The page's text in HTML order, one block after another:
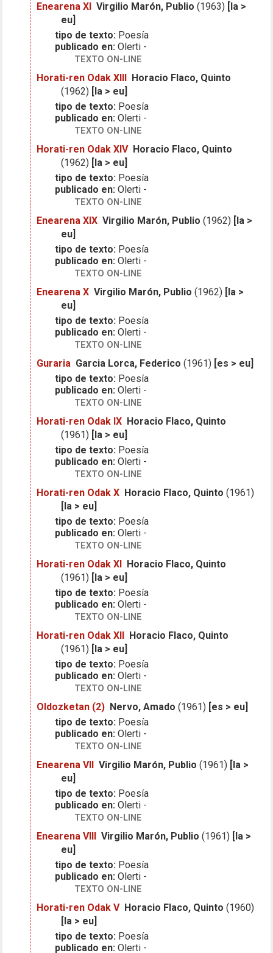
Enearena XI Virgilio Marón, Publio (1963)
[la >
eu]
tipo de texto: Poesía
publicado en: Olerti -
TEXTO ON-LINE
Horati-ren Odak XIII
Horacio Flaco, Quinto
(1962)
[la > eu]
tipo de texto: Poesía
publicado en: Olerti -
TEXTO ON-LINE
Horati-ren Odak XIV Horacio Flaco, Quinto
(1962)
[la > eu]
tipo de texto: Poesía
publicado en: Olerti -
TEXTO ON-LINE
Enearena XIX Virgilio Marón, Publio (1962)
[la >
eu]
tipo de texto: Poesía
publicado en: Olerti -
TEXTO ON-LINE
Enearena X Virgilio Marón, Publio (1962)
[la >
eu]
tipo de texto: Poesía
publicado en: Olerti -
TEXTO ON-LINE
Guraria Garcia Lorca, Federico (1961) [es > eu]
tipo de texto: Poesía
publicado en: Olerti -
TEXTO ON-LINE
Horati-ren Odak IX Horacio Flaco, Quinto
(1961)
[la > eu]
tipo de texto: Poesía
publicado en: Olerti -
TEXTO ON-LINE
Horati-ren Odak X Horacio Flaco, Quinto (1961)
[la > eu]
tipo de texto: Poesía
publicado en: Olerti -
TEXTO ON-LINE
Horati-ren Odak XI
Horacio Flaco, Quinto
(1961)
[la > eu]
tipo de texto: Poesía
publicado en: Olerti -
TEXTO ON-LINE
Horati-ren Odak XII
Horacio Flaco, Quinto
(1961)
[la > eu]
tipo de texto: Poesía
publicado en: Olerti -
TEXTO ON-LINE
Oldozketan (2) Nervo, Amado (1961) [es > eu]
tipo de texto: Poesía
publicado en: Olerti -
TEXTO ON-LINE
Enearena VII Virgilio Marón, Publio (1961)
[la >
eu]
tipo de texto: Poesía
publicado en: Olerti -
TEXTO ON-LINE
Enearena VIII Virgilio Marón, Publio (1961)
[la >
eu]
tipo de texto: Poesía
publicado en: Olerti -
TEXTO ON-LINE
Horati-ren Odak V Horacio Flaco, Quinto (1960)
[la > eu]
tipo de texto: Poesía
publicado en: Olerti -